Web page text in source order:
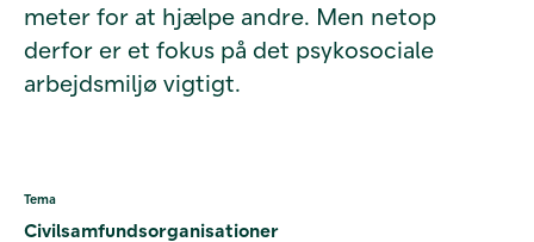
meter for at hjælpe andre. Men netop
derfor er et fokus på det psykosociale
arbejdsmiljø vigtigt.
Tema
Civilsamfundsorganisationer